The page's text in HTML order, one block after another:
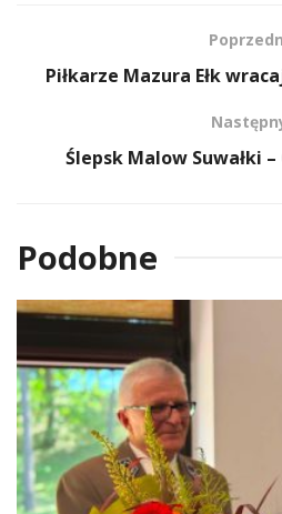
Piłkarze Mazura Ełk
Ślepsk Malow Suwałki –
Podobne